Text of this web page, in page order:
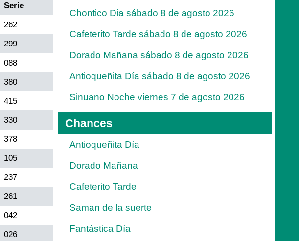
Serie
262
299
088
380
415
330
378
105
237
261
042
026
Chontico Dia sábado 8 de agosto 2026
Cafeterito Tarde sábado 8 de agosto 2026
Dorado Mañana sábado 8 de agosto 2026
Antioqueñita Día sábado 8 de agosto 2026
Sinuano Noche viernes 7 de agosto 2026
Chances
Antioqueñita Día
Dorado Mañana
Cafeterito Tarde
Saman de la suerte
Fantástica Día